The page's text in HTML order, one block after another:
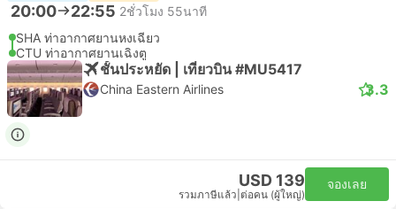
20:00 22:55 2ชั่วโมง 55นาที
SHA ท่าอากาศยานหงเฉียว
CTU ท่าอากาศยานเฉิงตู
ชั้นประหยัด | เที่ยวบิน #MU5417
China Eastern Airlines 3.3
USD 139
รวมภาษีแล้ว ต่อคน (ผู้ใหญ่)
จองเลย